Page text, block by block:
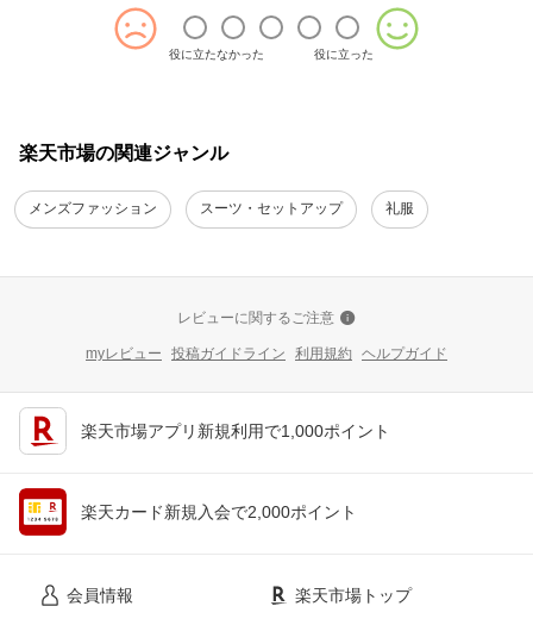
役に立たなかった 役に立った
楽天市場の関連ジャンル
メンズファッション スーツ・セットアップ 礼服
レビューに関するご注意
myレビュー 投稿ガイドライン 利用規約 ヘルプガイド
楽天市場アプリ新規利用で1,000ポイント
楽天カード新規入会で2,000ポイント
会員情報 楽天市場トップ